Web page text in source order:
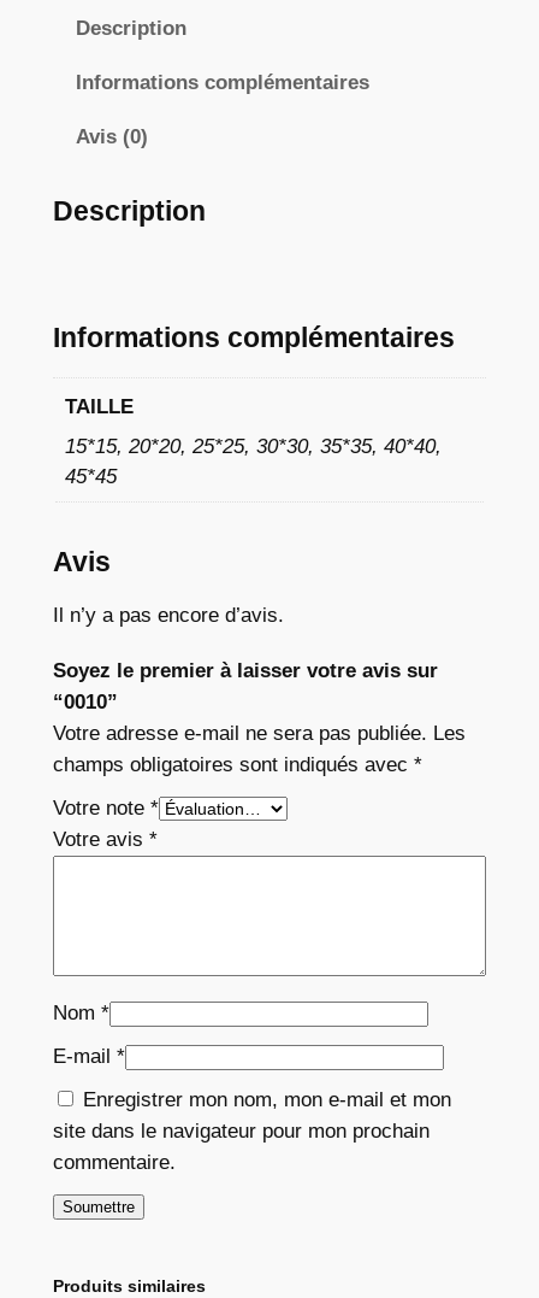
,
7
Description
Informations complémentaires
Avis (0)
Description
Informations complémentaires
TAILLE
15*15, 20*20, 25*25, 30*30, 35*35, 40*40,
45*45
Avis
Il n’y a pas encore d’avis.
Soyez le premier à laisser votre avis sur
“0010”
Votre adresse e-mail ne sera pas publiée. Les
champs obligatoires sont indiqués avec *
Votre note *
Votre avis *
Nom *
E-mail *
Enregistrer mon nom, mon e-mail et mon
site dans le navigateur pour mon prochain
commentaire.
Produits similaires